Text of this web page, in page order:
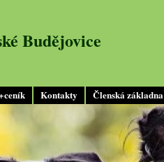
Kontakty Členská základna
Budějovice